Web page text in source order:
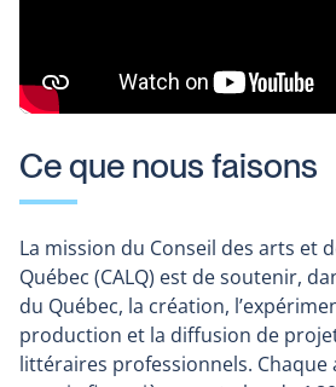
Ce que nous faisons
La mission du Conseil des arts et
Québec (CALQ) est de soutenir,
du Québec, la création,
production et la diffusion de
littéraires professionnels. Chaque